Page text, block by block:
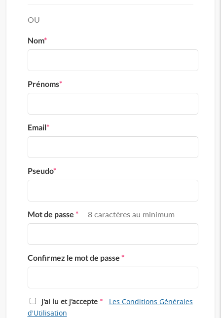
OU
Nom*
Prénoms*
Email*
Pseudo*
Mot de passe * 8 caractères au minimum
Confirmez le mot de passe *
J'ai lu et j'accepte *
Les Conditions Générales
d'Utilisation